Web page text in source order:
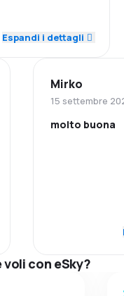
4,1
3,8
Espandi i dettagli
Mirko
15 settembre
molto buona
Prezzi dei
Comfort di
voli con eSky?